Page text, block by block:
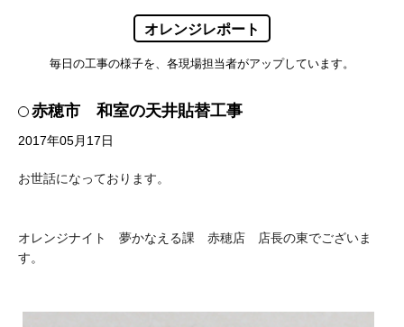
オレンジレポート
毎日の工事の様子を、各現場担当者がアップしています。
赤穂市 和室の天井貼替工事
2017年05月17日
お世話になっております。
オレンジナイト 夢かなえる課 赤穂店 店長の東でございま
す。